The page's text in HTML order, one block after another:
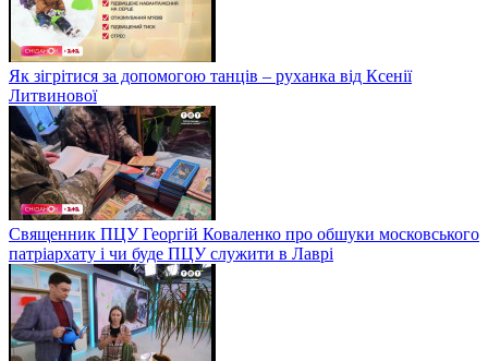
Як зігрітися за допомогою танців – руханка від Ксенії
Литвинової
Священник ПЦУ Георгій Коваленко про обшуки московського
патріархату і чи буде ПЦУ служити в Лаврі